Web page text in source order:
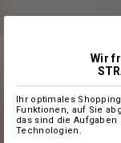
Wir
Ihr optimales
Funktionen, auf Sie
das sind die Aufgaben
Technologien.